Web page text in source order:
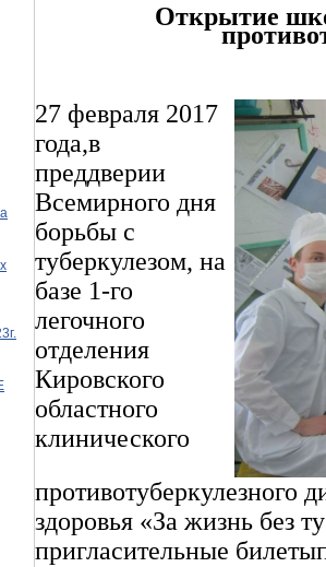
Открытие
27 февраля 2017
года,в
преддверии
Всемирного дня
борьбы с
туберкулезом, на
базе 1-го
легочного
отделения
Кировского
областного
клинического
противотуберкулезного
здоровья «За жизнь без
пригласительные